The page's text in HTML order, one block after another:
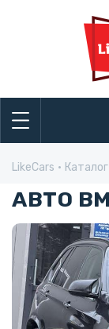
LikeCars
АВТО